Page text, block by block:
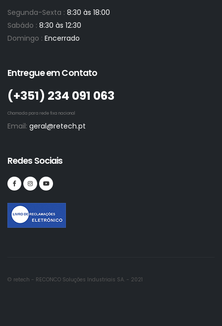
Segunda-Sexta : 8:30 às 18:00
Sabádo : 8:30 às 12:30
Domingo : Encerrado
Entregue em Contato
(+351)­ 234 091 063
Chamada para rede fixa nacional
Email: geral@retech.pt
Redes Sociais
© retech - RECONCO Soluções Industriais SA. - 2021